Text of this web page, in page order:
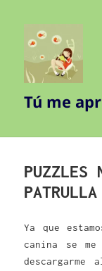
Tú me
PUZZLES
Ya que
canina se